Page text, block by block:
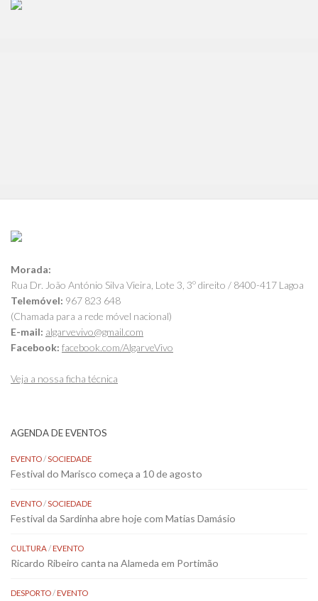
Morada:
Rua Dr. João António Silva Vieira, Lote 3, 3º direito / 8400-417 Lagoa
Telemóvel: 967 823 648
(Chamada para a rede móvel nacional)
E-mail: algarvevivo@gmail.com
Facebook: facebook.com/AlgarveVivo
Veja a nossa ficha técnica
AGENDA DE EVENTOS
EVENTO/SOCIEDADE
Festival do Marisco começa a 10 de agosto
EVENTO/SOCIEDADE
Festival da Sardinha abre hoje com Matias Damásio
CULTURA/EVENTO
Ricardo Ribeiro canta na Alameda em Portimão
DESPORTO/EVENTO